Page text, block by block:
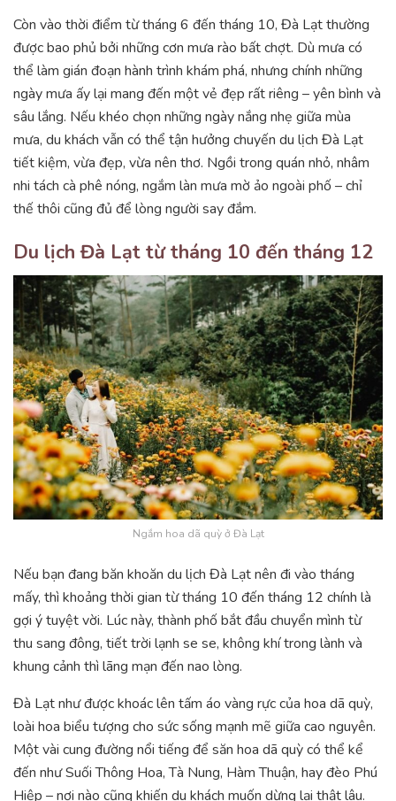
Còn vào thời điểm từ tháng 6 đến tháng 10, Đà Lạt thường
được bao phủ bởi những cơn mưa rào bất chợt. Dù mưa có
thể làm gián đoạn hành trình khám phá, nhưng chính những
ngày mưa ấy lại mang đến một vẻ đẹp rất riêng – yên bình và
sâu lắng. Nếu khéo chọn những ngày nắng nhẹ giữa mùa
mưa, du khách vẫn có thể tận hưởng chuyến du lịch Đà Lạt
tiết kiệm, vừa đẹp, vừa nên thơ. Ngồi trong quán nhỏ, nhâm
nhi tách cà phê nóng, ngắm làn mưa mờ ảo ngoài phố – chỉ
thế thôi cũng đủ để lòng người say đắm.
Du lịch Đà Lạt từ tháng 10 đến tháng 12
Ngắm hoa dã quỳ ở Đà Lạt
Nếu bạn đang băn khoăn du lịch Đà Lạt nên đi vào tháng
mấy, thì khoảng thời gian từ tháng 10 đến tháng 12 chính là
gợi ý tuyệt vời. Lúc này, thành phố bắt đầu chuyển mình từ
thu sang đông, tiết trời lạnh se se, không khí trong lành và
khung cảnh thì lãng mạn đến nao lòng.
Đà Lạt như được khoác lên tấm áo vàng rực của hoa dã quỳ,
loài hoa biểu tượng cho sức sống mạnh mẽ giữa cao nguyên.
Một vài cung đường nổi tiếng để săn hoa dã quỳ có thể kể
đến như Suối Thông Hoa, Tà Nung, Hàm Thuận, hay đèo Phú
Hiệp – nơi nào cũng khiến du khách muốn dừng lại thật lâu.